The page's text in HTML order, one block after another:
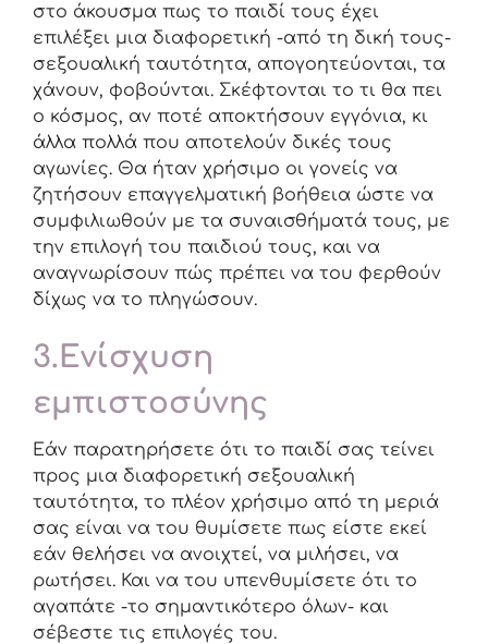
στο άκουσμα πως το παιδί τους έχει
επιλέξει μια διαφορετική -από τη δική τους-
σεξουαλική ταυτότητα, απογοητεύονται, τα
χάνουν, φοβούνται. Σκέφτονται το τι θα πει
ο κόσμος, αν ποτέ αποκτήσουν εγγόνια, κι
άλλα πολλά που αποτελούν δικές τους
αγωνίες. Θα ήταν χρήσιμο οι γονείς να
ζητήσουν επαγγελματική βοήθεια ώστε να
συμφιλιωθούν με τα συναισθήματά τους, με
την επιλογή του παιδιού τους, και να
αναγνωρίσουν πώς πρέπει να του φερθούν
δίχως να το πληγώσουν.
3.Ενίσχυση
εμπιστοσύνης
Εάν παρατηρήσετε ότι το παιδί σας τείνει
προς μια διαφορετική σεξουαλική
ταυτότητα, το πλέον χρήσιμο από τη μεριά
σας είναι να του θυμίσετε πως είστε εκεί
εάν θελήσει να ανοιχτεί, να μιλήσει, να
ρωτήσει. Και να του υπενθυμίσετε ότι το
αγαπάτε -το σημαντικότερο όλων- και
σέβεστε τις επιλογές του.